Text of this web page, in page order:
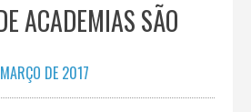
ACADEMIAS SÃO
DE 2017